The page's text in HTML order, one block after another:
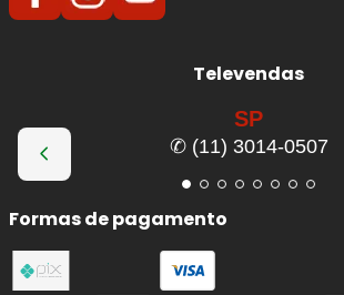
Televendas
SP
✆ (11) 3014-0507
Formas de pagamento